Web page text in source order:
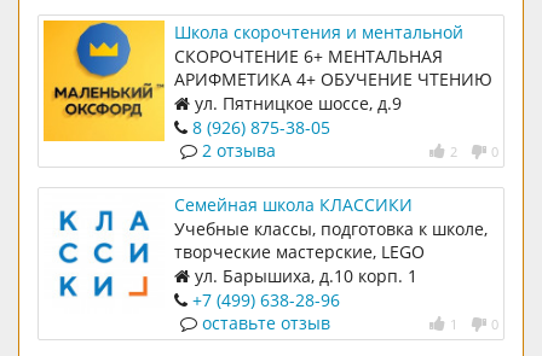
Школа скорочтения и ментальной
арифметики "Маленький Оксфорд"
СКОРОЧТЕНИЕ 6+ МЕНТАЛЬНАЯ
АРИФМЕТИКА 4+ ОБУЧЕНИЕ ЧТЕНИЮ
4+ СКОРОЧТЕНИЕ ДЛЯ ВЗРОСЛЫХ
ул. Пятницкое шоссе, д.9
8 (926) 875-38-05
2 0
2 отзыва
Семейная школа КЛАССИКИ
Учебные классы, подготовка к школе,
творческие мастерские, LEGO
Education - робототехника,
ментальная арифметика,
разговорный клуб английского языка
с носителем.
ул. Барышиха, д.10 корп. 1
+7 (499) 638-28-96
1 0
оставьте отзыв